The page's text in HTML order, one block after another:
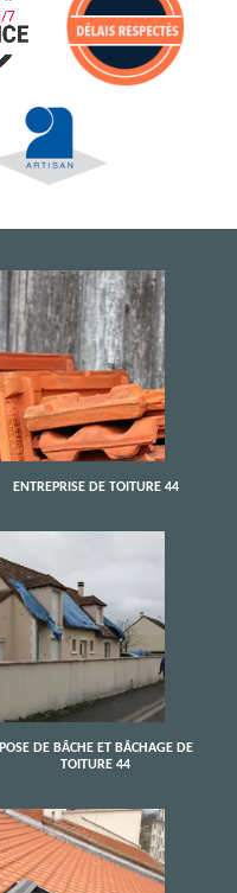
ENTREPRISE DE TOITURE 44
POSE DE BÂCHE ET BÂCHAGE DE
TOITURE 44